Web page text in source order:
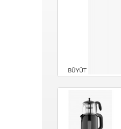
BÜYÜT